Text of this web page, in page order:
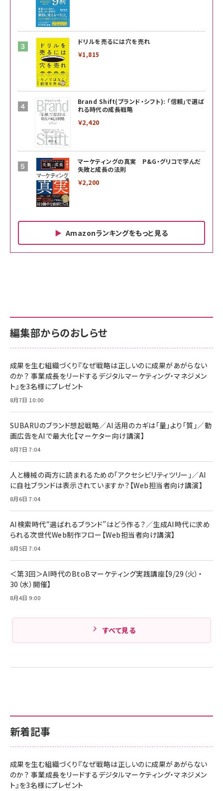
ドリルを売るには穴を売れ
￥1,815
Brand Shift(ブランド・シフト): 「信頼」で選ば
れる時代の成長戦略
￥2,420
マーケティングの真実 P&G・グリコで学んだ
失敗と成長の法則
￥2,200
Amazonランキングをもっと見る
￥880
anan(アンアン)2026/06/24号 No.2500増刊
スペシャルエディション[王道エンタメの矜持／
￥1,100
anan(アンアン)2026/07/08号 No.2502[2026
￥880
ママ投資家が育休中に１億貯めた株式投資
組織の成果を最大化する ルールのデザイン
￥1,980
Amazonランキングをもっと見る
サポート正規品 メーカー保証5年 KLMEA128G
NIMASO ガラスフィルム iPhone 17 用 保護フィ
すい ガイド枠付き いPhone17 (6.3インチ) 対応
2枚セット DSP25F1698
￥1,599
￥6,980
全ワイヤレスイヤホン/アクティブノイズキャンセリ
技術基準適合】ブラック
￥5,990
ケーブル Anker絡まないケーブル 240W 結束バン
ド付き USB PD対応 シリコン素材採用 iPhone
17 / 16 / 15 / Galaxy iPad Pro MacBook
Pro/Air 各種対応 (1.8m ミッドナイトブラック)
￥1,890
サポート正規品 メーカー保証5年 KLMEA128G
Amazon eギフトカード - Amazonロゴ - クラ
￥5,000
Anker PowerLine III Flow USB-C & USB-C
Pro/Air 各種対応 (1.8m ミッドナイトブラック)
￥1,890
サッポロ 生ビール 黒ラベル 350ml 缶 24本 ビー
ル ケース買い【6/30応募〆切! 黒ラベルビヤセラー
￥4,857
新着記事
成果を生む組織づくり『なぜ戦略は正しいのに成果があがらない
のか？ 事業成長をリードするデジタルマーケティング・マネジメン
ト』を3名様にプレゼント
編集部からのおしらせ
成果を生む組織づくり『なぜ戦略は正しいのに成果があがらない
のか？ 事業成長をリードするデジタルマーケティング・マネジメン
ト』を3名様にプレゼント
8月7日 10:00
SUBARUのブランド想起戦略／AI活用のカギは「量」より「質」／動
画広告をAIで最大化【マーケター向け講演】
8月7日 7:04
人と機械の両方に読まれるための「アクセシビリティツリー」／AI
に自社ブランドは表示されていますか？【Web担当者向け講演】
8月6日 7:04
AI検索時代“選ばれるブランド”はどう作る？／生成AI時代に求め
られる次世代Web制作フロー【Web担当者向け講演】
8月5日 7:04
＜第3回＞AI時代のBtoBマーケティング実践講座【9/29（火）・
30（水）開催】
8月4日 9:00
すべて見る